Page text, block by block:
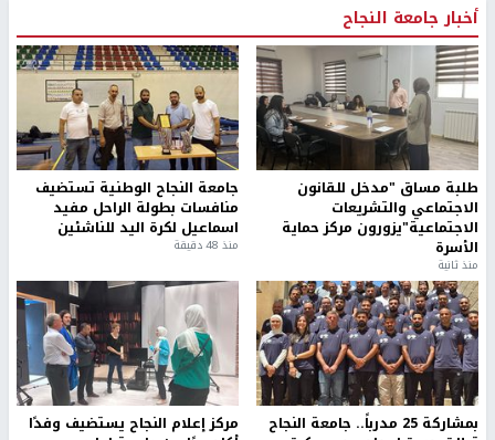
أخبار جامعة النجاح
طلبة مساق "مدخل للقانون
الاجتماعي والتشريعات
الاجتماعية"يزورون مركز حماية
الأسرة
منذ ثانية
جامعة النجاح الوطنية تستضيف
منافسات بطولة الراحل مفيد
اسماعيل لكرة اليد للناشئين
منذ 48 دقيقة
بمشاركة 25 مدرباً.. جامعة النجاح مركز إعلام النجاح يستضيف وفدًا